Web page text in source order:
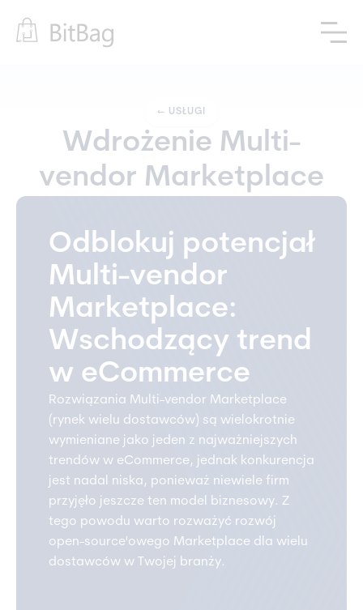
← USŁUGI
Wdrożenie Multi-
vendor Marketplace
Odblokuj potencjał
Multi-vendor
Marketplace:
Wschodzący trend
w eCommerce
Rozwiązania Multi-vendor Marketplace
(rynek wielu dostawców) są wielokrotnie
wymieniane jako jeden z najważniejszych
trendów w eCommerce, jednak konkurencja
jest nadal niska, ponieważ niewiele firm
przyjęło jeszcze ten model biznesowy. Z
tego powodu warto rozważyć rozwój
open-source'owego Marketplace dla wielu
dostawców w Twojej branży.